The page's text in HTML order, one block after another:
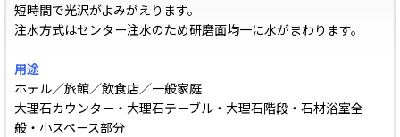
短時間で光沢がよみがえります。
注水方式はセンター注水のため研磨面均一に水がまわります。
用途
ホテル／旅館／飲食店／一般家庭
大理石カウンター・大理石テーブル・大理石階段・石材浴室全
般・小スペース部分